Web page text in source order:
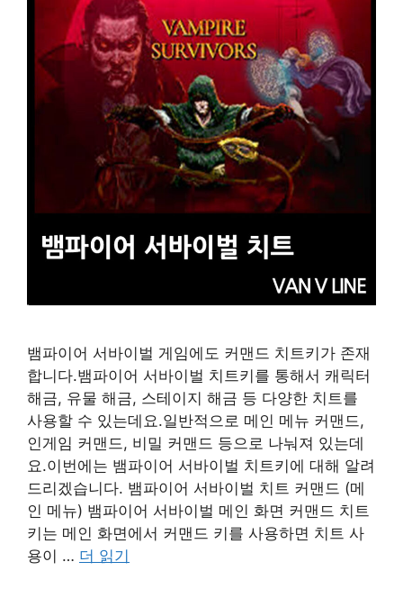
뱀파이어 서바이벌 게임에도 커맨드 치트키가 존재
합니다.뱀파이어 서바이벌 치트키를 통해서 캐릭터
해금, 유물 해금, 스테이지 해금 등 다양한 치트를
사용할 수 있는데요.일반적으로 메인 메뉴 커맨드,
인게임 커맨드, 비밀 커맨드 등으로 나눠져 있는데
요.이번에는 뱀파이어 서바이벌 치트키에 대해 알려
드리겠습니다. 뱀파이어 서바이벌 치트 커맨드 (메
인 메뉴) 뱀파이어 서바이벌 메인 화면 커맨드 치트
키는 메인 화면에서 커맨드 키를 사용하면 치트 사
용이 … 더 읽기